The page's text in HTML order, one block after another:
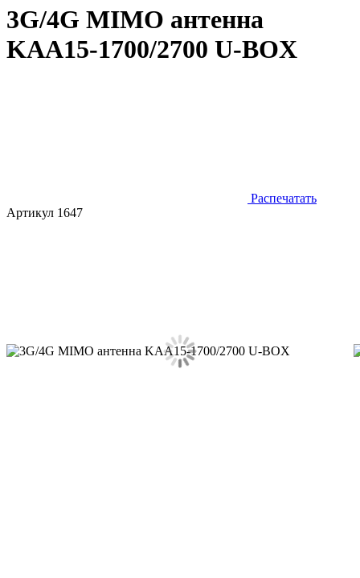
3G/4G MIMO антенна
KAA15-1700/2700 U-BOX
Распечатать
Артикул 1647